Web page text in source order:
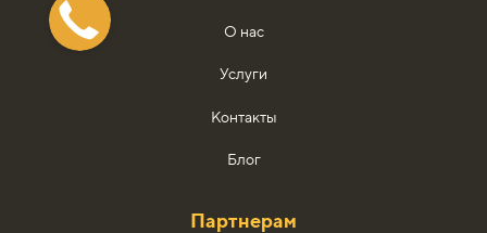
О нас
Услуги
Контакты
Блог
Партнерам